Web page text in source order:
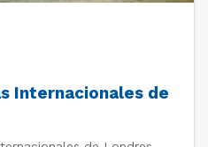
Internacionales de